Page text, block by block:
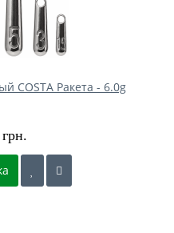
COSTA Ракета - 6.0g